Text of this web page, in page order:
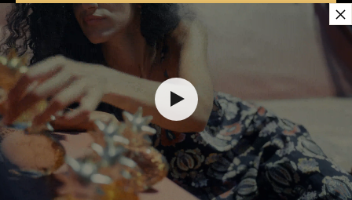
$ 25.00
1
AGGIUNGERE AL CARRELLO
CONSEGNA: US
ELETTO MIGLIOR SITO DI COMMERCIO
Online 2025 dalla rivista Capital
×